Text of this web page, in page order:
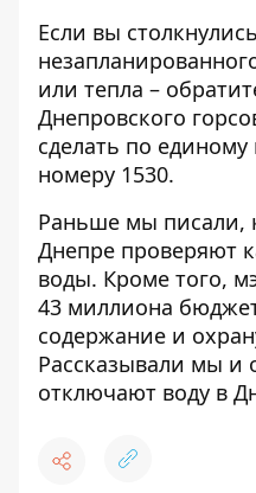
Если вы
или тепла –
Днепровского
сделать по
номеру 1530.
Раньше мы писали,
Днепре проверяют
воды. Кроме того,
43 миллиона
содержание и
Рассказывали мы и
отключают воду в